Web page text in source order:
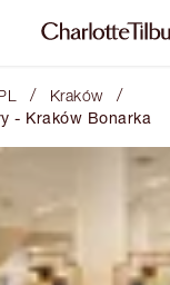
/ Kraków /
- Kraków Bonarka